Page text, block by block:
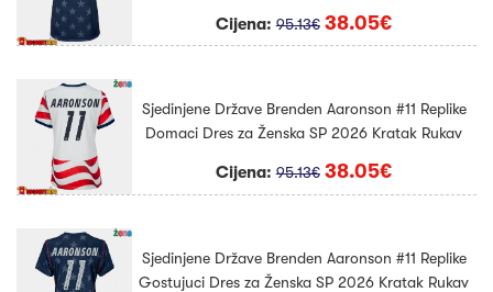
Cijena:95.13€ 38.05€
Sjedinjene Države Brenden Aaronson #11 Replike
Domaci Dres za Ženska SP 2026 Kratak Rukav
Cijena:95.13€ 38.05€
Sjedinjene Države Brenden Aaronson #11 Replike
Gostujuci Dres za Ženska SP 2026 Kratak Rukav